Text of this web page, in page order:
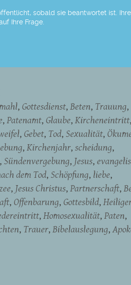
sobald sie beantwortet ist.
Ihre Frage.
Gottesdienst Beten Trauung
Patenamt Glaube Kircheneintritt
Gebet Tod Sexualität
Kirchenjahr scheidung
Sündenvergebung Jesus
dem Tod Schöpfung liebe
Jesus Christus Partnerschaft
Offenbarung Gottesbild
Homosexualität Paten
Trauer Bibelauslegung